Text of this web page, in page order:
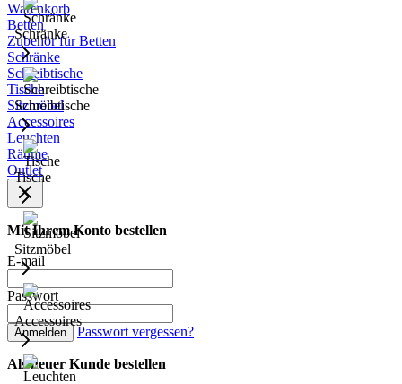
Warenkorb
Schränke
Schreibtische
Tische
Sitzmöbel
Accessoires
Betten
Zubehör für Betten
Schränke
Schreibtische
Tische
Sitzmöbel
Accessoires
Leuchten
Räume
Outlet
Mit Ihrem Konto bestellen
E-mail
Passwort
Anmelden Passwort vergessen?
Als neuer Kunde bestellen